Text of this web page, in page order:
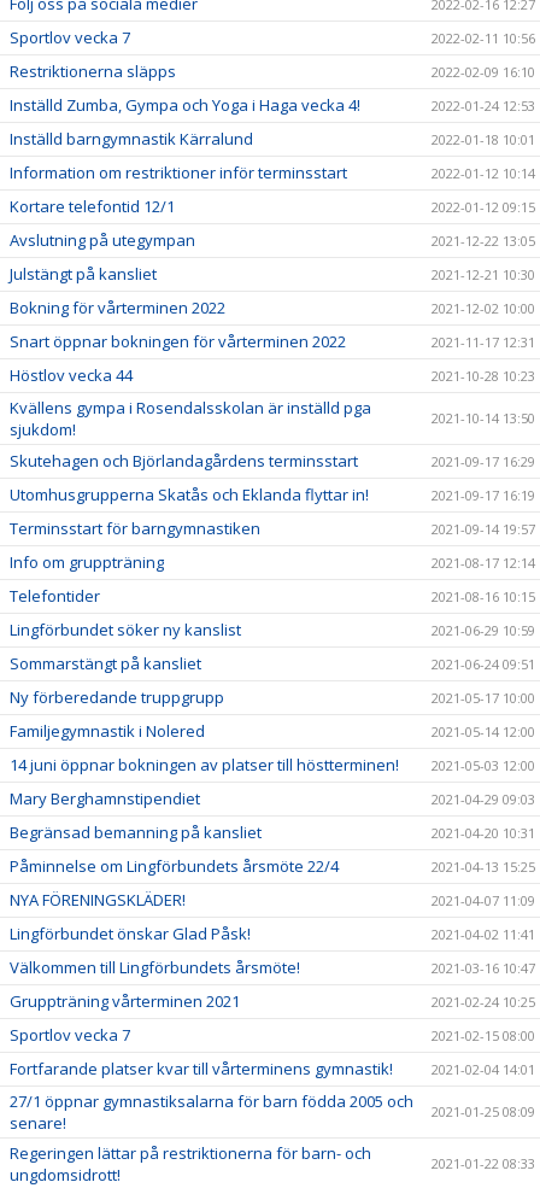
2022-02-16 12:27
Sportlov vecka 7 2022-02-11 10:56
Restriktionerna släpps 2022-02-09 16:10
Inställd Zumba, Gympa och Yoga i Haga vecka 4! 2022-01-24 12:53
Inställd barngymnastik Kärralund 2022-01-18 10:01
Information om restriktioner inför terminsstart 2022-01-12 10:14
Kortare telefontid 12/1 2022-01-12 09:15
Avslutning på utegympan 2021-12-22 13:05
Julstängt på kansliet 2021-12-21 10:30
Bokning för vårterminen 2022 2021-12-02 10:00
Snart öppnar bokningen för vårterminen 2022 2021-11-17 12:31
Höstlov vecka 44 2021-10-28 10:23
Kvällens gympa i Rosendalsskolan är inställd pga
sjukdom!
2021-10-14 13:50
Skutehagen och Björlandagårdens terminsstart 2021-09-17 16:29
Utomhusgrupperna Skatås och Eklanda flyttar in! 2021-09-17 16:19
Terminsstart för barngymnastiken 2021-09-14 19:57
Info om gruppträning 2021-08-17 12:14
Telefontider 2021-08-16 10:15
Lingförbundet söker ny kanslist 2021-06-29 10:59
Sommarstängt på kansliet 2021-06-24 09:51
Ny förberedande truppgrupp 2021-05-17 10:00
Familjegymnastik i Nolered 2021-05-14 12:00
14 juni öppnar bokningen av platser till höstterminen! 2021-05-03 12:00
Mary Berghamnstipendiet 2021-04-29 09:03
Begränsad bemanning på kansliet 2021-04-20 10:31
Påminnelse om Lingförbundets årsmöte 22/4 2021-04-13 15:25
NYA FÖRENINGSKLÄDER! 2021-04-07 11:09
Lingförbundet önskar Glad Påsk! 2021-04-02 11:41
Välkommen till Lingförbundets årsmöte! 2021-03-16 10:47
Gruppträning vårterminen 2021 2021-02-24 10:25
Sportlov vecka 7 2021-02-15 08:00
Fortfarande platser kvar till vårterminens gymnastik! 2021-02-04 14:01
27/1 öppnar gymnastiksalarna för barn födda 2005 och
senare!
2021-01-25 08:09
Regeringen lättar på restriktionerna för barn- och
ungdomsidrott!
2021-01-22 08:33